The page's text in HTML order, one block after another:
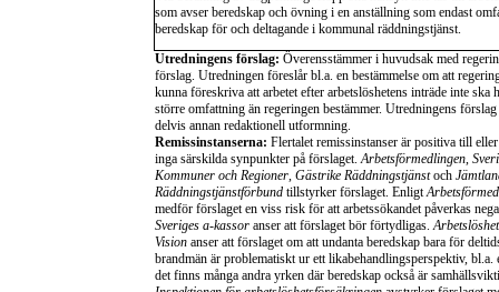
som avser beredskap och övning i en anställning som endast
beredskap för och deltagande i kommunal räddningstjänst.
Utredningens förslag: Överensstämmer i huvudsak med
förslag. Utredningen föreslår bl.a. en bestämmelse om att
kunna föreskriva att arbetet efter arbetslöshetens inträde inte ska
större omfattning än regeringen bestämmer. Utredningens förslag
delvis annan redaktionell utformning.
Remissinstanserna: Flertalet remissinstanser är positiva till
inga särskilda synpunkter på förslaget.Arbetsförmedlingen,
Kommuner och Regioner, Gästrike Räddningstjänstoch
Räddningstjänstförbund tillstyrker förslaget. Enligt
medför förslaget en viss risk för att arbetssökandet påverkas
Sveriges a-kassor anser att förslaget bör förtydligas.
Vision anser att förslaget om att undanta beredskap bara för
brandmän är problematiskt ur ett likabehandlingsperspektiv, bl.a.
det finns många andra yrken där beredskap också är